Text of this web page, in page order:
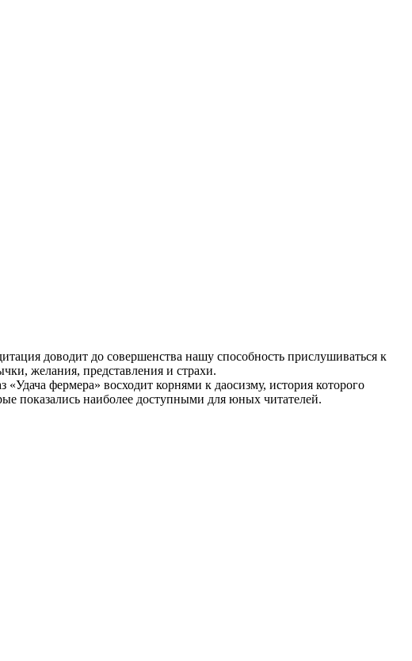
доводит до совершенства нашу способность прислушиваться к
желания, представления и страхи.
фермера» восходит корнями к даосизму, история которого
показались наиболее доступными для юных читателей.